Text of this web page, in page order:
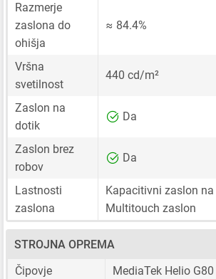
Razmerje
zaslona do
ohišja
≈ 84.4%
Vršna
svetilnost
440 cd/m²
Zaslon na
dotik
Da
Zaslon brez
robov
Da
Lastnosti
zaslona
Kapacitivni zaslon
Multitouch zaslon
STROJNA OPREMA
Čipovje
MediaTek Helio G80